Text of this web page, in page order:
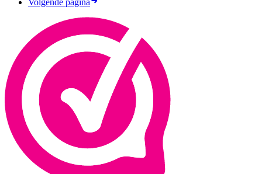
Volgende pagina